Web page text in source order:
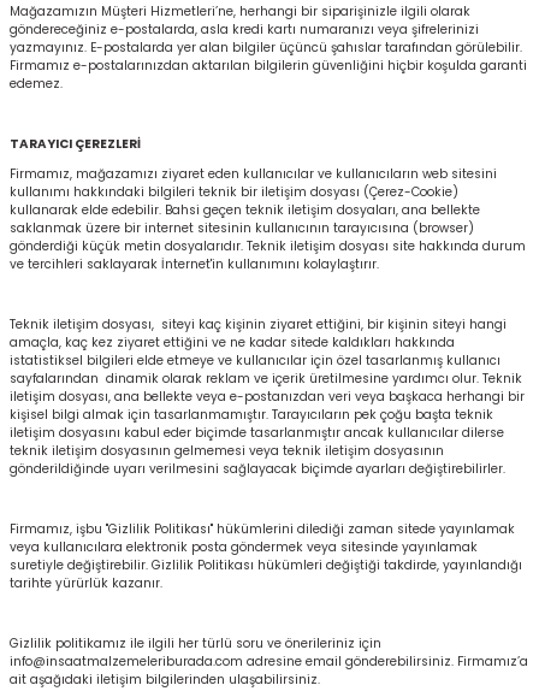
Mağazamızın Müşteri Hizmetleri’ne, herhangi bir siparişinizle ilgili olarak
göndereceğiniz e-postalarda, asla kredi kartı numaranızı veya şifrelerinizi
yazmayınız. E-postalarda yer alan bilgiler üçüncü şahıslar tarafından görülebilir.
Firmamız e-postalarınızdan aktarılan bilgilerin güvenliğini hiçbir koşulda garanti
edemez.
TARAYICI ÇEREZLERİ
Firmamız, mağazamızı ziyaret eden kullanıcılar ve kullanıcıların web sitesini
kullanımı hakkındaki bilgileri teknik bir iletişim dosyası (Çerez-Cookie)
kullanarak elde edebilir. Bahsi geçen teknik iletişim dosyaları, ana bellekte
saklanmak üzere bir internet sitesinin kullanıcının tarayıcısına (browser)
gönderdiği küçük metin dosyalarıdır. Teknik iletişim dosyası site hakkında durum
ve tercihleri saklayarak İnternet'in kullanımını kolaylaştırır.
Teknik iletişim dosyası, siteyi kaç kişinin ziyaret ettiğini, bir kişinin siteyi hangi
amaçla, kaç kez ziyaret ettiğini ve ne kadar sitede kaldıkları hakkında
istatistiksel bilgileri elde etmeye ve kullanıcılar için özel tasarlanmış kullanıcı
sayfalarından dinamik olarak reklam ve içerik üretilmesine yardımcı olur. Teknik
iletişim dosyası, ana bellekte veya e-postanızdan veri veya başkaca herhangi bir
kişisel bilgi almak için tasarlanmamıştır. Tarayıcıların pek çoğu başta teknik
iletişim dosyasını kabul eder biçimde tasarlanmıştır ancak kullanıcılar dilerse
teknik iletişim dosyasının gelmemesi veya teknik iletişim dosyasının
gönderildiğinde uyarı verilmesini sağlayacak biçimde ayarları değiştirebilirler.
Firmamız, işbu "Gizlilik Politikası" hükümlerini dilediği zaman sitede yayınlamak
veya kullanıcılara elektronik posta göndermek veya sitesinde yayınlamak
suretiyle değiştirebilir. Gizlilik Politikası hükümleri değiştiği takdirde, yayınlandığı
tarihte yürürlük kazanır.
Gizlilik politikamız ile ilgili her türlü soru ve önerileriniz için
info@insaatmalzemeleriburada.com adresine email gönderebilirsiniz. Firmamız’a
ait aşağıdaki iletişim bilgilerinden ulaşabilirsiniz.